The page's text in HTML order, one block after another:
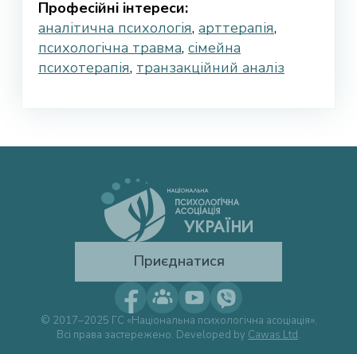
Професійні інтереси:
аналітична психологія, арттерапія,
психологічна травма, сімейна
психотерапія, транзакційний аналіз
Приєднатися
© 2017–2025 ГС «Національна психологічна асоціація».
Всі права застережено. Developed by Cawas Ltd.